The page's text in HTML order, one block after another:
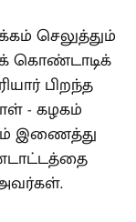
செலுத்தும்
கொண்டாடிக்
பிறந்த
- கழகம்
இணைத்து